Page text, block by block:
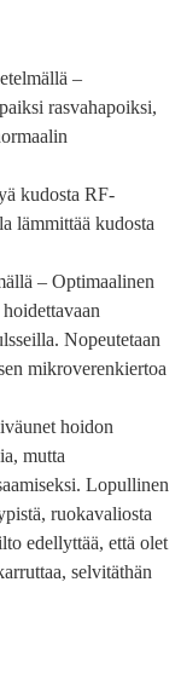
–
rasvahapoiksi,
kudosta RF-
lämmittää kudosta
– Optimaalinen
Nopeutetaan
mikroverenkiertoa
hoidon
mutta
Lopullinen
ruokavaliosta
edellyttää, että olet
selvitäthän